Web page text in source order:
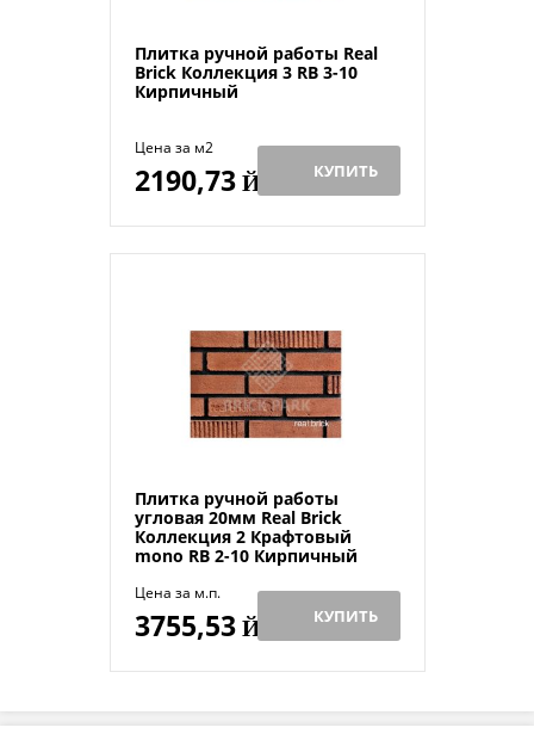
Плитка ручной работы Real
Brick Коллекция 3 RB 3-10
Кирпичный
Цена за м2
2190,73Й КУПИТЬ
Плитка ручной работы
угловая 20мм Real Brick
Коллекция 2 Крафтовый
mono RB 2-10 Кирпичный
Цена за м.п.
3755,53Й КУПИТЬ